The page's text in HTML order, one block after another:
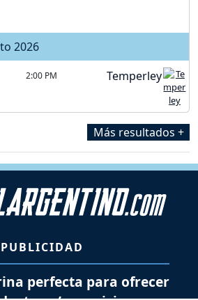
2026
2:00 PM Temperley
Más resultados +
PUBLICIDAD
perfecta para ofrecer